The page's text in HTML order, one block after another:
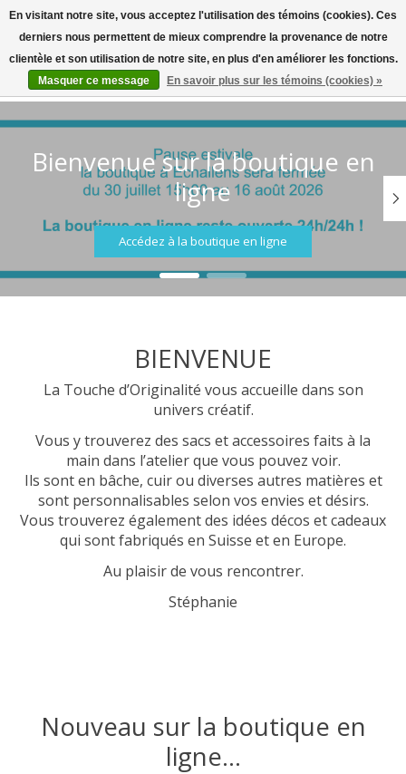
Bienvenue sur la boutique en ligne
Liste dePanier
Bienvenue sur la boutique en
ligne
Accédez à la boutique en ligne
BIENVENUE
La Touche d’Originalité vous accueille dans son
univers créatif.
Vous y trouverez des sacs et accessoires faits à la
main dans l’atelier que vous pouvez voir.
Ils sont en bâche, cuir ou diverses autres matières et
sont personnalisables selon vos envies et désirs.
Vous trouverez également des idées décos et cadeaux
qui sont fabriqués en Suisse et en Europe.
Au plaisir de vous rencontrer.
Stéphanie
Nouveau sur la boutique en
ligne...
En visitant notre site, vous acceptez l'utilisation des témoins (cookies). Ces
derniers nous permettent de mieux comprendre la provenance de notre
clientèle et son utilisation de notre site, en plus d'en améliorer les fonctions.
Masquer ce message
En savoir plus sur les témoins (cookies) »